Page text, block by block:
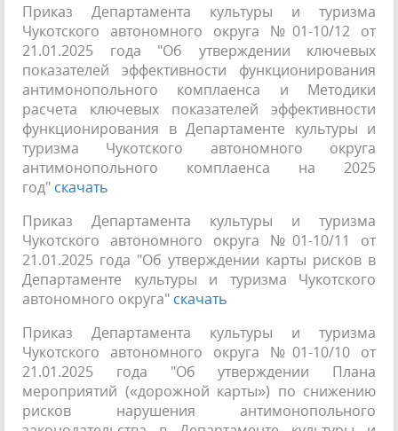
Приказ Департамента культуры и туризма
Чукотского автономного округа №01-10/12 от
21.01.2025 года "Об утверждении ключевых
показателей эффективности функционирования
антимонопольного комплаенса и Методики
расчета ключевых показателей эффективности
функционирования в Департаменте культуры и
туризма Чукотского автономного округа
антимонопольного комплаенса на 2025
год" скачать
Приказ Департамента культуры и туризма
Чукотского автономного округа №01-10/11 от
21.01.2025 года "Об утверждении карты рисков в
Департаменте культуры и туризма Чукотского
автономного округа" скачать
Приказ Департамента культуры и туризма
Чукотского автономного округа №01-10/10 от
21.01.2025 года "Об утверждении Плана
мероприятий («дорожной карты») по снижению
рисков нарушения антимонопольного